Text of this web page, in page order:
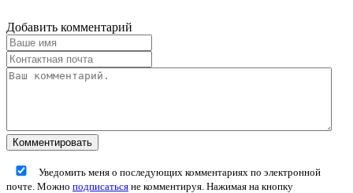
Добавить комментарий
Уведомить меня о последующих комментариях по электронной
почте. Можно подписаться не комментируя. Нажимая на кнопку